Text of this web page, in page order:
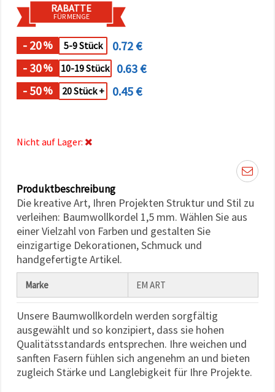
Einstellungen
individuell
festlegen.
Ihre
Einwilligung
können Sie
jederzeit
oder
widerrufen.
Cookie-
Einstellungen
RABATTE
FÜR MENGE
- 20% 5-9 Stück
0.72 €
- 30% 10-19 Stück
0.63 €
- 50% 20 Stück + 0.45 €
Nicht auf Lager:
Produktbeschreibung
Die kreative Art, Ihren Projekten Struktur und Stil zu
verleihen: Baumwollkordel 1,5 mm. Wählen Sie aus
einer Vielzahl von Farben und gestalten Sie
einzigartige Dekorationen, Schmuck und
handgefertigte Artikel.
Marke EM ART
Unsere Baumwollkordeln werden sorgfältig
ausgewählt und so konzipiert, dass sie hohen
Qualitätsstandards entsprechen. Ihre weichen und
sanften Fasern fühlen sich angenehm an und bieten
zugleich Stärke und Langlebigkeit für Ihre Projekte.